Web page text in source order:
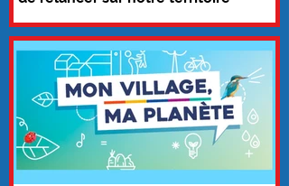
l’opération « Boite de Noël » que l’on
retrouve aujourd’hui un peu...